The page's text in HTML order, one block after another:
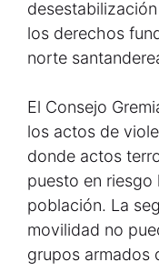
los derechos
norte
El Consejo
los actos de
donde actos
puesto en riesgo
población. La
movilidad no
grupos armados